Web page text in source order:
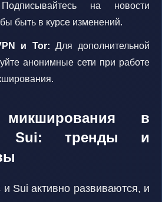
на новости
быть в курсе изменений.
и Tor: Для дополнительной
анонимные сети при работе
в
Sui: тренды и
Sui активно развиваются, и